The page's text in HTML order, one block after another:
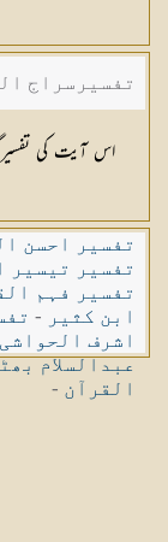
تفسیرسراج
اس آیت کی
تفسیر احسن
تفسیر تیسیر
تفسیر فہم
ابن کثیر -
اشرف الحواشی
عبدالسلام
القرآن -